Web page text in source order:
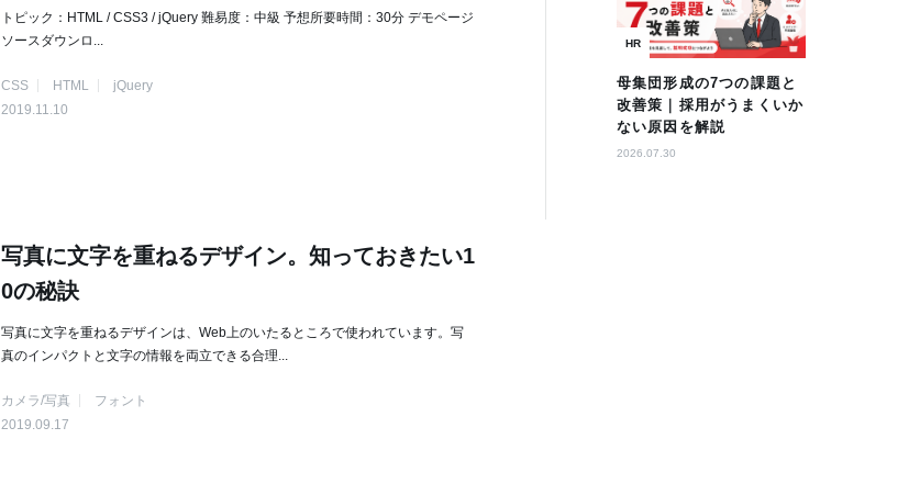
トピック：HTML / CSS3 / jQuery 難易度：中級 予想所要時間：30分 デモページ
ソースダウンロ...
CSS HTML
jQuery
2019.11.10
写真に文字を重ねるデザイン。知っておきたい1
0の秘訣
写真に文字を重ねるデザインは、Web上のいたるところで使われています。写
真のインパクトと文字の情報を両立できる合理...
カメラ/写真
フォント
2019.09.17
HR
母集団形成の7つの課題と
改善策｜採用がうまくいか
ない原因を解説
2026.07.30